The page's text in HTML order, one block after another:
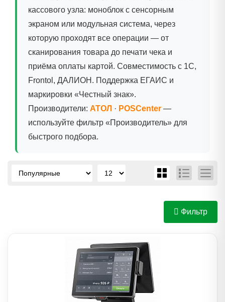
кассового узла: моноблок с сенсорным
экраном или модульная система, через
которую проходят все операции — от
сканирования товара до печати чека и
приёма оплаты картой. Совместимость с 1С,
Frontol, ДАЛИОН. Поддержка ЕГАИС и
маркировки «Честный знак».
Производители: АТОЛ · POSCenter —
используйте фильтр «Производитель» для
быстрого подбора.
Фильтр